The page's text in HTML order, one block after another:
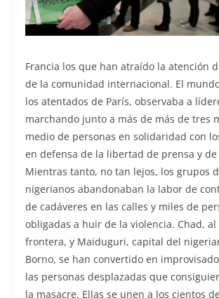
Francia los que han atraído la atención
de la comunidad internacional. El
los atentados de París, observaba a
marchando junto a más de más de tres
medio de personas en solidaridad con
en defensa de la libertad de prensa y
Mientras tanto, no tan lejos, los grupos
nigerianos abandonaban la labor de
de cadáveres en las calles y miles de
obligadas a huir de la violencia. Chad,
frontera, y Maiduguri, capital del
Borno, se han convertido en
las personas desplazadas que
la masacre. Ellas se unen a los cientos